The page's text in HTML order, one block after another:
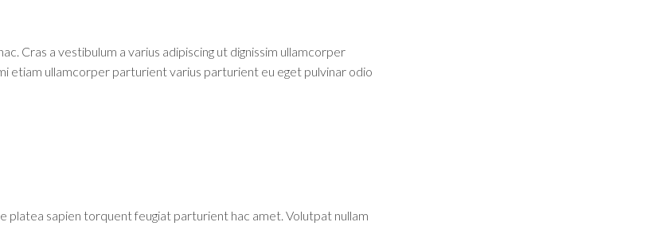
Cras a vestibulum a varius adipiscing ut dignissim ullamcorper
etiam ullamcorper parturient varius parturient eu eget pulvinar odio
sapien torquent feugiat parturient hac amet. Volutpat nullam